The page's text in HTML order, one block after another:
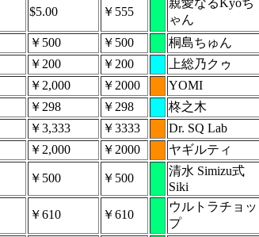
$5.00 ￥555
親愛なるKyoち
ゃん
￥500 ￥500 桐島ちゅん
￥200 ￥200 上総乃クゥ
￥2,000 ￥2000 YOMI
￥298 ￥298 柊之木
￥3,333 ￥3333 Dr. SQ Lab
￥2,000 ￥2000 ヤギルティ
￥500 ￥500
清水 Simizu式
Siki
￥610 ￥610
ウルトラチョッ
プ